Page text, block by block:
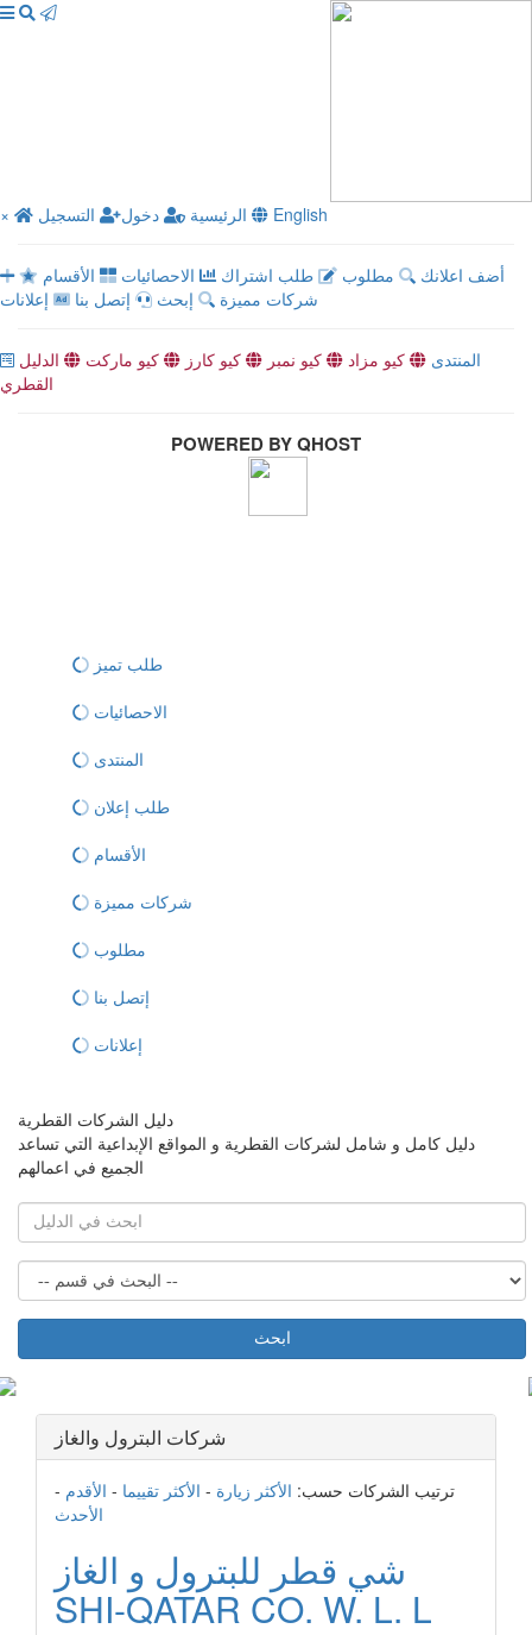
× الرئيسية دخول التسجيل English
أضف اعلانك مطلوب طلب اشتراك الاحصائيات
الأقسام
شركات مميزة
إبحث إتصل بنا إعلانات
المنتدى كيو مزاد كيو نمبر كيو كارز كيو ماركت
الدليل
القطري
POWERED BY QHOST
طلب تميز
الاحصائيات
المنتدى
طلب إعلان
الأقسام
شركات مميزة
مطلوب
إتصل بنا
إعلانات
دليل الشركات القطرية
دليل كامل و شامل لشركات القطرية و المواقع الإبداعية التي تساعد
الجميع في اعمالهم
ابحث
شركات البترول والغاز
ترتيب الشركات حسب: الأكثر زيارة - الأكثر تقييما - الأقدم -
الأحدث
شي قطر للبترول و الغاز
SHI-QATAR CO. W. L. L